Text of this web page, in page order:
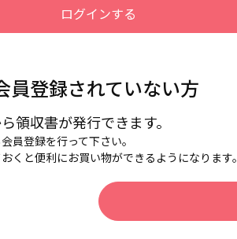
員登録されていない方
領収書が発行できます。
員登録を行って下さい。
くと便利にお買い物ができるようになります。